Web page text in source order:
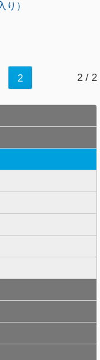
り）
2 2 / 2